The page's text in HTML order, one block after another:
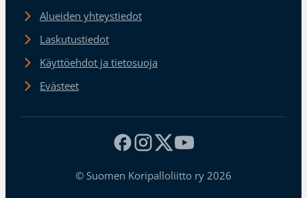
Alueiden yhteystiedot
Laskutustiedot
Käyttöehdot ja tietosuoja
Evästeet
© Suomen Koripalloliitto ry 2026